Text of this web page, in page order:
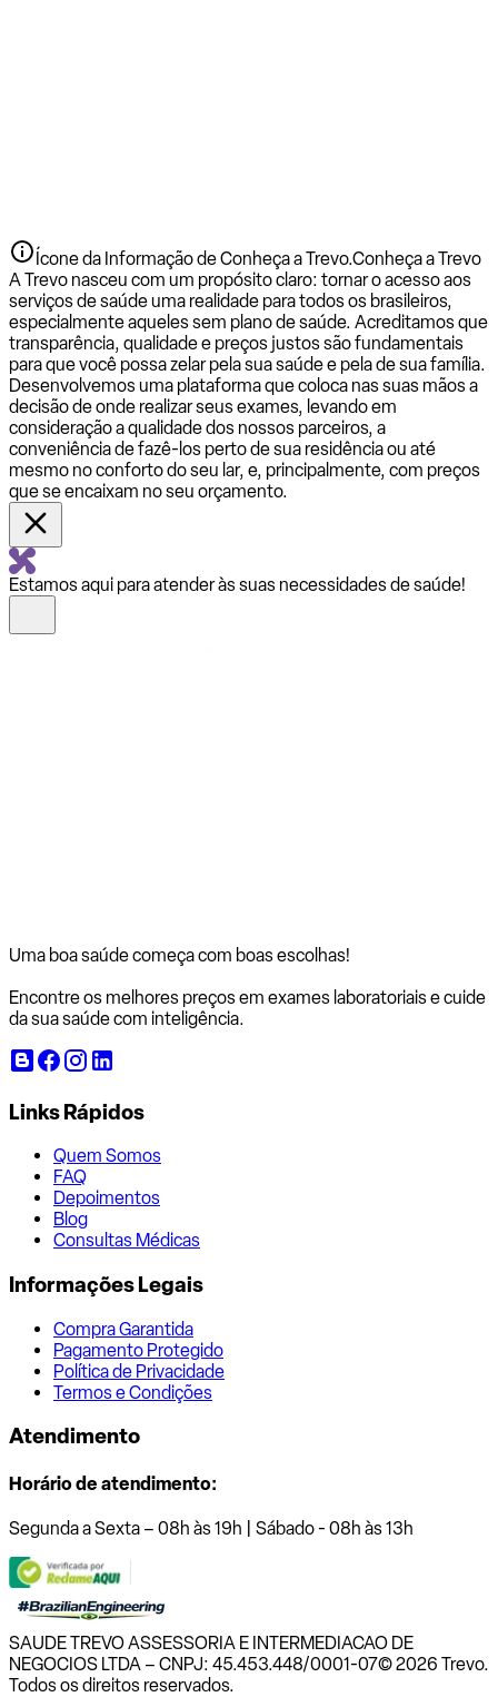
Ícone da Informação de Conheça a Trevo.Conheça a Trevo
A Trevo nasceu com um propósito claro: tornar o acesso aos
serviços de saúde uma realidade para todos os brasileiros,
especialmente aqueles sem plano de saúde. Acreditamos que
transparência, qualidade e preços justos são fundamentais
para que você possa zelar pela sua saúde e pela de sua família.
Desenvolvemos uma plataforma que coloca nas suas mãos a
decisão de onde realizar seus exames, levando em
consideração a qualidade dos nossos parceiros, a
conveniência de fazê-los perto de sua residência ou até
mesmo no conforto do seu lar, e, principalmente, com preços
que se encaixam no seu orçamento.
Estamos aqui para atender às suas necessidades de saúde!
Uma boa saúde começa com boas escolhas!
Encontre os melhores preços em exames laboratoriais e cuide
da sua saúde com inteligência.
Links Rápidos
Quem Somos
FAQ
Depoimentos
Blog
Consultas Médicas
Informações Legais
Compra Garantida
Pagamento Protegido
Política de Privacidade
Termos e Condições
Atendimento
Horário de atendimento:
Segunda a Sexta – 08h às 19h | Sábado - 08h às 13h
SAUDE TREVO ASSESSORIA E INTERMEDIACAO DE
NEGOCIOS LTDA – CNPJ: 45.453.448/0001-07© 2026 Trevo.
Todos os direitos reservados.